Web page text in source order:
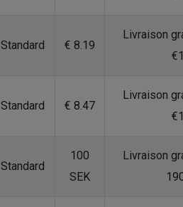
Standard € 8.19
Livraison
Standard € 8.47
Livraison
Standard
100
SEK
Livraison